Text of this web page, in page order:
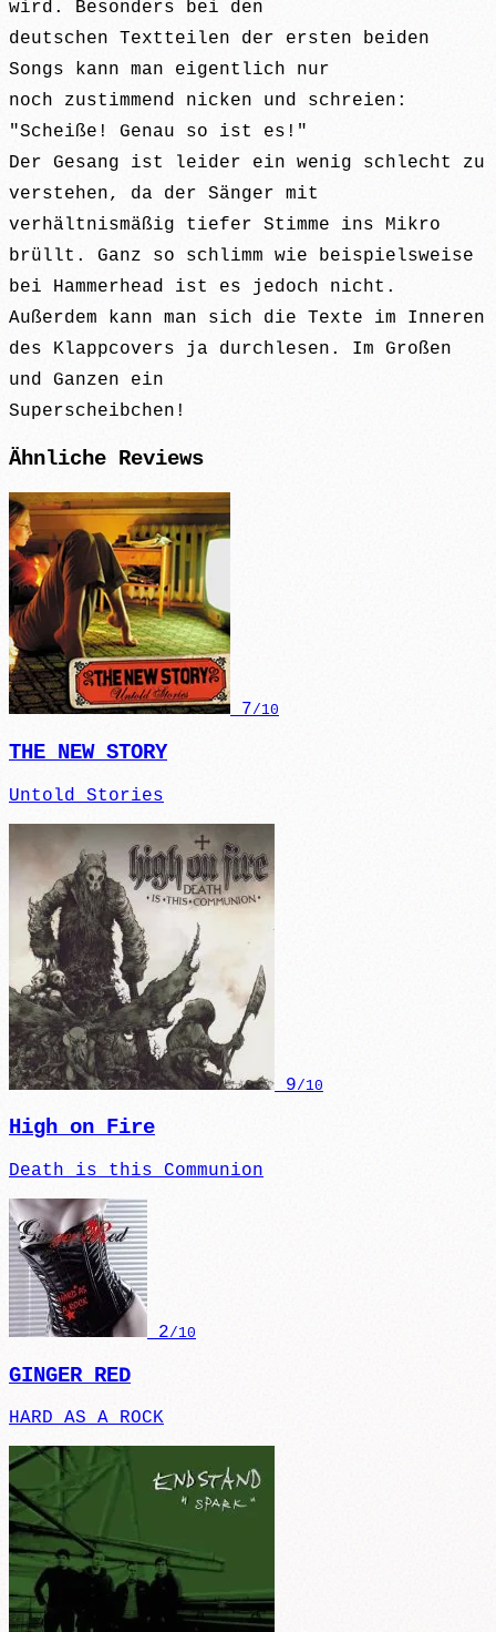
wird. Besonders bei den
deutschen Textteilen der ersten beiden
Songs kann man eigentlich nur
noch zustimmend nicken und schreien:
"Scheiße! Genau so ist es!"
Der Gesang ist leider ein wenig schlecht zu
verstehen, da der Sänger mit
verhältnismäßig tiefer Stimme ins Mikro
brüllt. Ganz so schlimm wie beispielsweise
bei Hammerhead ist es jedoch nicht.
Außerdem kann man sich die Texte im Inneren
des Klappcovers ja durchlesen. Im Großen
und Ganzen ein
Superscheibchen!
Ähnliche Reviews
7/10
THE NEW STORY
Untold Stories
9/10
High on Fire
Death is this Communion
2/10
GINGER RED
HARD AS A ROCK